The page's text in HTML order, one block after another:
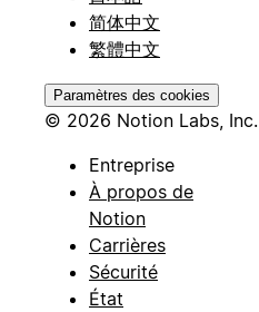
简体中文
繁體中文
Paramètres des cookies
© 2026 Notion Labs, Inc.
Entreprise
À propos de
Notion
Carrières
Sécurité
État